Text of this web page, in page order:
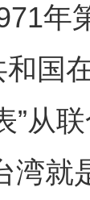
第
和国
”从
湾就